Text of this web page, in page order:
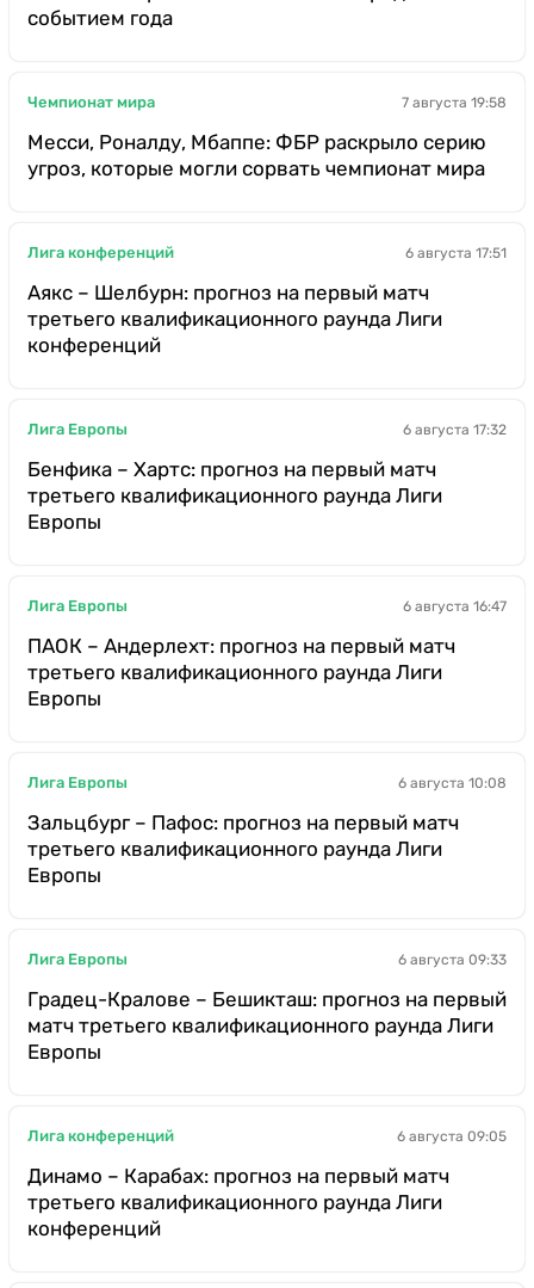
событием года
Чемпионат мира 7 августа 19:58
Месси, Роналду, Мбаппе: ФБР раскрыло серию
угроз, которые могли сорвать чемпионат мира
Лига конференций 6 августа 17:51
Аякс – Шелбурн: прогноз на первый матч
третьего квалификационного раунда Лиги
конференций
Лига Европы 6 августа 17:32
Бенфика – Хартс: прогноз на первый матч
третьего квалификационного раунда Лиги
Европы
Лига Европы 6 августа 16:47
ПАОК – Андерлехт: прогноз на первый матч
третьего квалификационного раунда Лиги
Европы
Лига Европы 6 августа 10:08
Зальцбург – Пафос: прогноз на первый матч
третьего квалификационного раунда Лиги
Европы
Лига Европы 6 августа 09:33
Градец-Кралове – Бешикташ: прогноз на первый
матч третьего квалификационного раунда Лиги
Европы
Лига конференций 6 августа 09:05
Динамо – Карабах: прогноз на первый матч
третьего квалификационного раунда Лиги
конференций